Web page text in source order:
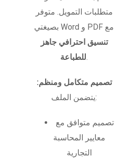
متطلبات التمويل. متوفر
بصيغتي Word و PDF مع
تنسيق احترافي جاهز
للطباعة.
تصميم متكامل ومنظم:
يتضمن الملف:
تصميم متوافق مع
معايير المحاسبة
التجارية